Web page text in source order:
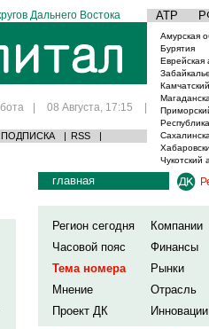
Дальнего Востока АТР
| 08 Августа, 17:15 |
ПОДПИСКА | RSS |
Амурская
Бурятия
Еврейская
Чукотский
главная
Регион сегодня
Компании
Часовой пояс
Финансы
Тема номера
Рынки
Мнение
Отрасль
Проект ДК
Инновации